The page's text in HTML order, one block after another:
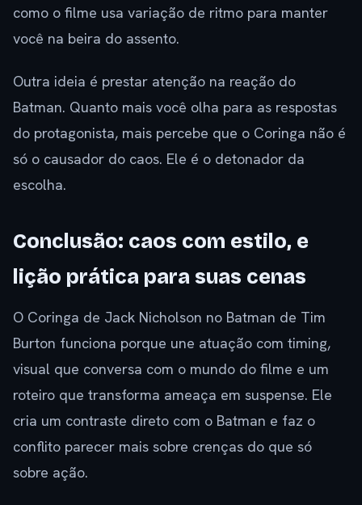
como o filme usa variação de ritmo para manter
você na beira do assento.
Outra ideia é prestar atenção na reação do
Batman. Quanto mais você olha para as respostas
do protagonista, mais percebe que o Coringa não é
só o causador do caos. Ele é o detonador da
escolha.
Conclusão: caos com estilo, e
lição prática para suas cenas
O Coringa de Jack Nicholson no Batman de Tim
Burton funciona porque une atuação com timing,
visual que conversa com o mundo do filme e um
roteiro que transforma ameaça em suspense. Ele
cria um contraste direto com o Batman e faz o
conflito parecer mais sobre crenças do que só
sobre ação.